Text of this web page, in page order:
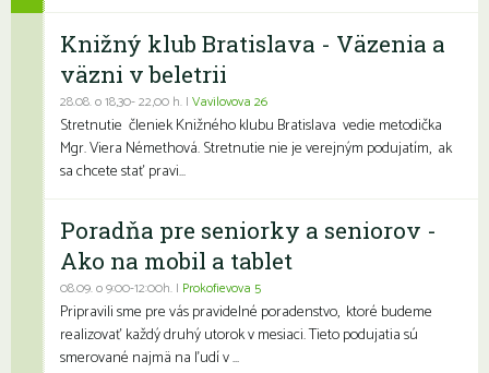
Knižný klub Bratislava - Väzenia a
väzni v beletrii
28.08. o 18,30- 22,00 h. | Vavilovova 26
Stretnutie členiek Knižného klubu Bratislava vedie metodička
Mgr. Viera Némethová. Stretnutie nie je verejným podujatím, ak
sa chcete stať pravi...
Poradňa pre seniorky a seniorov -
Ako na mobil a tablet
08.09. o 9:00-12:00h. | Prokofievova 5
Pripravili sme pre vás pravidelné poradenstvo, ktoré budeme
realizovať každý druhý utorok v mesiaci. Tieto podujatia sú
smerované najmä na ľudí v ...